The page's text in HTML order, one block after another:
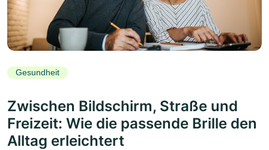
Gesundheit
Zwischen Bildschirm, Straße und
Freizeit: Wie die passende Brille den
Alltag erleichtert